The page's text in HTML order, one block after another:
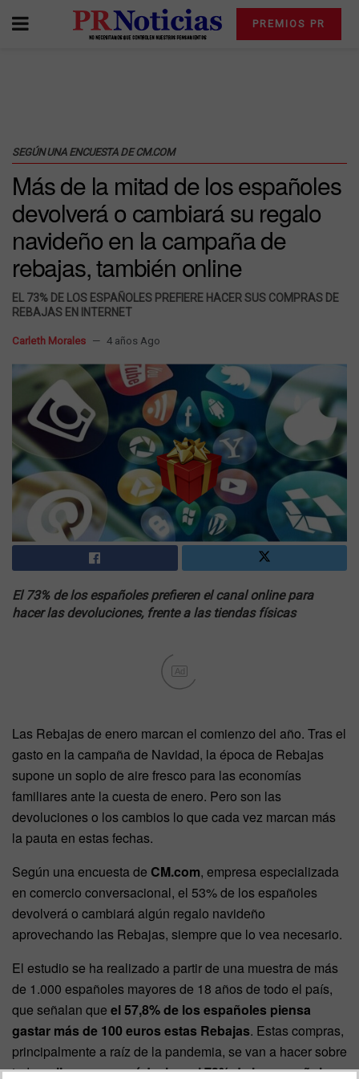
PREMIOS PR
SEGÚN UNA ENCUESTA DE CM.COM
Más de la mitad de los españoles
devolverá o cambiará su regalo
navideño en la campaña de
rebajas, también online
EL 73% DE LOS ESPAÑOLES PREFIERE HACER SUS COMPRAS DE
REBAJAS EN INTERNET
Carleth Morales 4 años Ago
El 73% de los españoles prefieren el canal online para
hacer las devoluciones, frente a las tiendas físicas
Ad
Las Rebajas de enero marcan el comienzo del año. Tras el
gasto en la campaña de Navidad, la época de Rebajas
supone un soplo de aire fresco para las economías
familiares ante la cuesta de enero. Pero son las
devoluciones o los cambios lo que cada vez marcan más
la pauta en estas fechas.
Según una encuesta de CM.com, empresa especializada
en comercio conversacional, el 53% de los españoles
devolverá o cambiará algún regalo navideño
aprovechando las Rebajas, siempre que lo vea necesario.
El estudio se ha realizado a partir de una muestra de más
de 1.000 españoles mayores de 18 años de todo el país,
que señalan que el 57,8% de los españoles piensa
gastar más de 100 euros estas Rebajas. Estas compras,
principalmente a raíz de la pandemia, se van a hacer sobre
todoonline, como así declara el 73% de los españoles,